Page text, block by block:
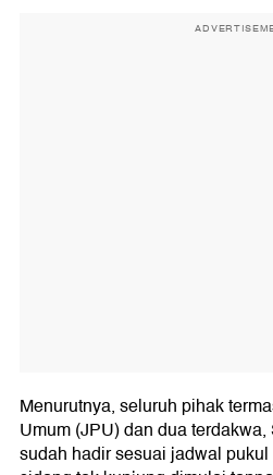
Menurutnya, seluruh pihak
Umum (JPU) dan dua
sudah hadir sesuai jadwal